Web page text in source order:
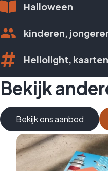
Halloween
kinderen,
Hellolight,
Bekijk
Bekijk ons aanbod